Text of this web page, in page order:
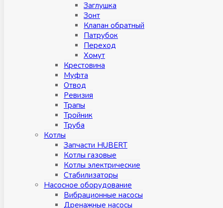
Заглушкa
Зонт
Клапан обратный
Патрубок
Переход
Хомут
Крестовина
Муфтa
Отвод
Ревизия
Трапы
Тройник
Труба
Котлы
Запчасти HUBERT
Котлы газовые
Котлы электрические
Стабилизаторы
Насосное оборудование
Вибрационные насосы
Дренажные насосы